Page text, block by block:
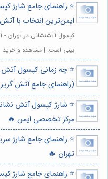
⭐️ راهنمای جامع شارژ
ایمن‌ترین انتخاب با
کپسول آتشنشانی در تهران -
بینی است. | مشاهده و خرید
⭐️ چه زمانی کپسول آتش
(راهنمای جامع آتش
⭐️ شارژ کپسول آتش
مرکز تخصصی ایمن 🔥
⭐️ راهنمای جامع شارژ
تهران 🔥
⭐️ راهنمای جامع شارژ